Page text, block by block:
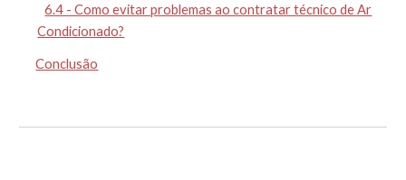
6.4 - Como evitar problemas ao contratar técnico de Ar
Condicionado?
Conclusão